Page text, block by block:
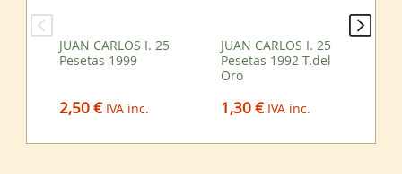
JUAN CARLOS I. 25
Pesetas 1999
2,50 € IVA inc.
JUAN CARLOS I. 25
Pesetas 1992 T.del
Oro
1,30 € IVA inc.